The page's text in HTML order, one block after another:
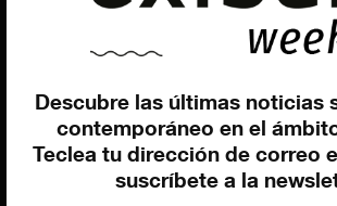
Descubre las últimas noticias
contemporáneo en el
Teclea tu dirección de correo
suscríbete a la
AVINGUDA ROMA, 12
CIF: B06956841
Suscríbete a la newsletter
Contacto
Utilizamos cookies para ofrecerte la mejor
nuestra web.
Puedes aprender más sobre qué cookies
desactivarlas en losajustes.